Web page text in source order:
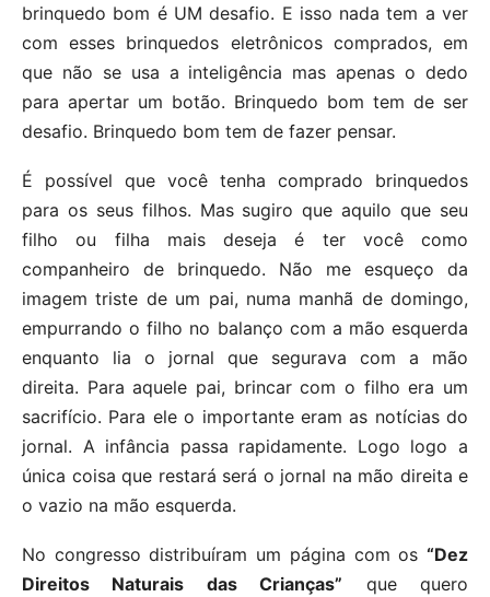
brinquedo bom é UM desafio. E isso nada tem a ver
com esses brinquedos eletrônicos comprados, em
que não se usa a inteligência mas apenas o dedo
para apertar um botão. Brinquedo bom tem de ser
desafio. Brinquedo bom tem de fazer pensar.
É possível que você tenha comprado brinquedos
para os seus filhos. Mas sugiro que aquilo que seu
filho ou filha mais deseja é ter você como
companheiro de brinquedo. Não me esqueço da
imagem triste de um pai, numa manhã de domingo,
empurrando o filho no balanço com a mão esquerda
enquanto lia o jornal que segurava com a mão
direita. Para aquele pai, brincar com o filho era um
sacrifício. Para ele o importante eram as notícias do
jornal. A infância passa rapidamente. Logo logo a
única coisa que restará será o jornal na mão direita e
o vazio na mão esquerda.
No congresso distribuíram um página com os “Dez
Direitos Naturais das Crianças” que quero